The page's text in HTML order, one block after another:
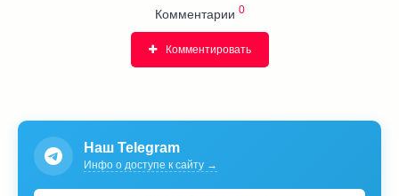
Комментарии 0
Комментировать
Наш Telegram
Инфо о доступе к сайту →